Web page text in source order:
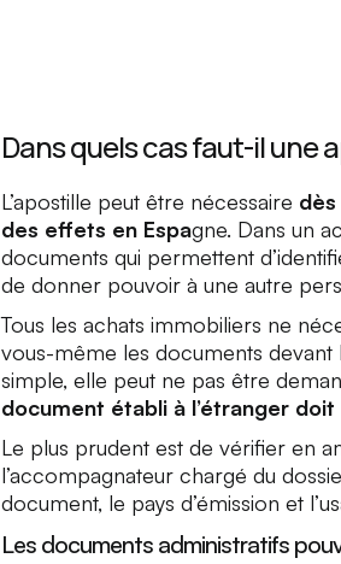
Dans quels cas faut-il une
L’apostille peut être nécessaire
des effets en Espagne. Dans un
documents qui permettent
de donner pouvoir à une autre
Tous les achats immobiliers ne
vous-même les documents
simple, elle peut ne pas être
document établi à l’étranger
Le plus prudent est de vérifier en
l’accompagnateur chargé du
document, le pays d’émission et
Les documents administratifs